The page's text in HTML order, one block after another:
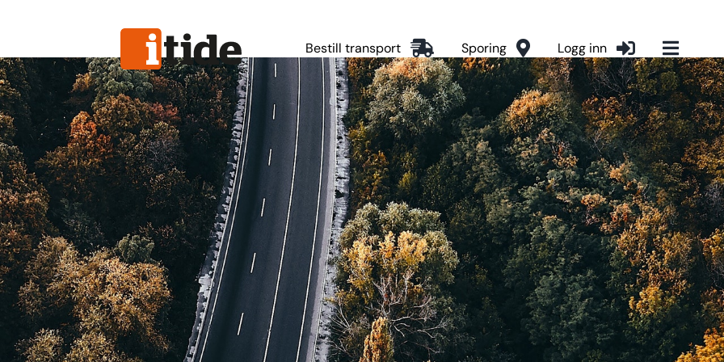
Bestill transport Sporing Logg inn